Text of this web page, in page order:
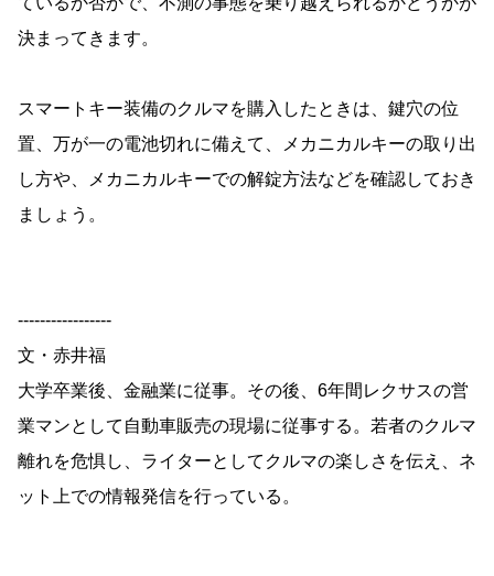
決まってきます。
スマートキー装備のクルマを購入したときは、鍵穴の位
置、万が一の電池切れに備えて、メカニカルキーの取り出
し方や、メカニカルキーでの解錠方法などを確認しておき
ましょう。
-----------------
文・赤井福
大学卒業後、金融業に従事。その後、6年間レクサスの営
業マンとして自動車販売の現場に従事する。若者のクルマ
離れを危惧し、ライターとしてクルマの楽しさを伝え、ネ
ット上での情報発信を行っている。